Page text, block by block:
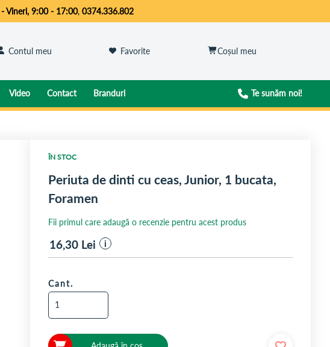
Vineri, 9:00 - 17:00, 0374.336.802
Contul meu Favorite
Video Contact Branduri Te sunăm noi!
Periuta de dinti cu ceas, Junior, 1 bucata,
Foramen
ÎN STOC
Fii primul care adaugă o recenzie pentru acest produs
16,30Lei i
Cant.